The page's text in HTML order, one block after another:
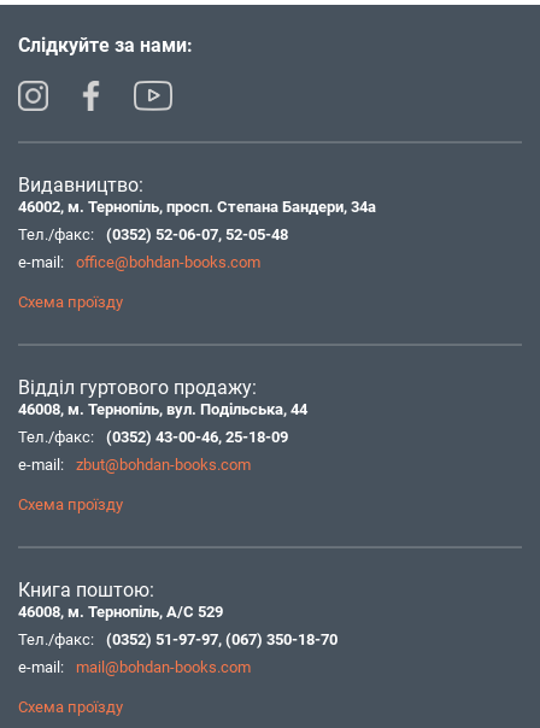
Слідкуйте за нами:
Видавництво:
46002, м. Тернопіль, просп. Степана Бандери, 34а
Тел./факс:
(0352) 52-06-07, 52-05-48
e-mail:
office@bohdan-books.com
Схема проїзду
Відділ гуртового продажу:
46008, м. Тернопіль, вул. Подільська, 44
Тел./факс:
(0352) 43-00-46, 25-18-09
e-mail:
zbut@bohdan-books.com
Схема проїзду
Книга поштою:
46008, м. Тернопіль, А/С 529
Тел./факс:
(0352) 51-97-97, (067) 350-18-70
e-mail:
mail@bohdan-books.com
Схема проїзду